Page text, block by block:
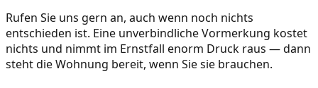
Rufen Sie uns gern an, auch wenn noch nichts
entschieden ist. Eine unverbindliche Vormerkung kostet
nichts und nimmt im Ernstfall enorm Druck raus — dann
steht die Wohnung bereit, wenn Sie sie brauchen.